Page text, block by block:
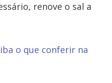
renove o sal a
o que conferir na